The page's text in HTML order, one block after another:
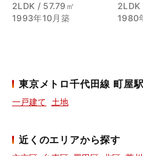
2LDK / 57.79㎡
1993年10月築
1980
東京メトロ千代田線 町屋
一戸建て 土地
近くのエリアから探す